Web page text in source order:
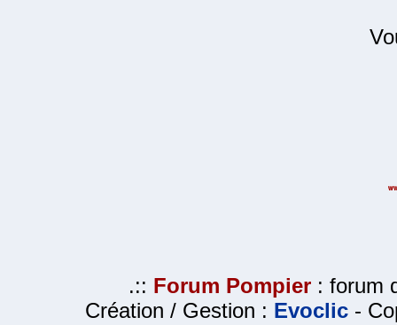
.:: Forum Pompier : forum
Création / Gestion : Evoclic -